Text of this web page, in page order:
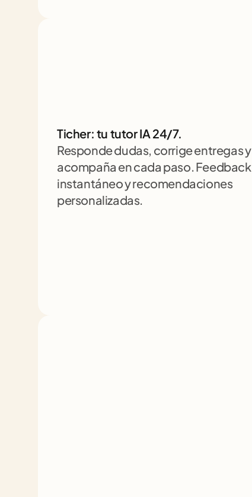
Ticher: tu tutor IA 24/7.
Responde dudas, corrige entregas y
acompaña en cada paso. Feedback
instantáneo y recomendaciones
personalizadas.